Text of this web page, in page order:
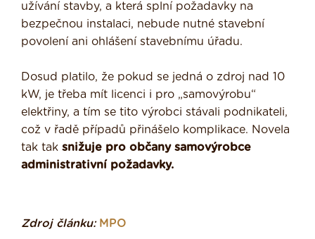
užívání stavby, a která splní požadavky na
bezpečnou instalaci, nebude nutné stavební
povolení ani ohlášení stavebnímu úřadu.
Dosud platilo, že pokud se jedná o zdroj nad 10
kW, je třeba mít licenci i pro „samovýrobu“
elektřiny, a tím se tito výrobci stávali podnikateli,
což v řadě případů přinášelo komplikace. Novela
tak tak snižuje pro občany samovýrobce
administrativní požadavky.
Zdroj článku: MPO